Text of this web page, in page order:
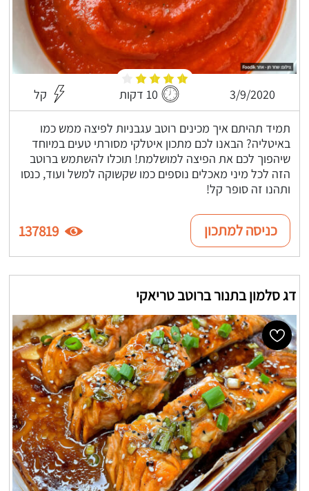
3/9/2020 10 דקות קל
תמיד תהיתם איך מכינים רוטב עגבניות לפיצה ממש כמו
באיטליה? הבאנו לכם מתכון איטלקי מסורתי טעים במיוחד
שיהפוך לכם את הפיצה למושלמת! תוכלו להשתמש ברוטב
הזה לכל מיני מאכלים נוספים כמו שקשוקה למשל ועוד, כנסו
ותהנו זה סופר קל!
כניסה למתכון 137819
דג סלמון בתנור ברוטב טריאקי